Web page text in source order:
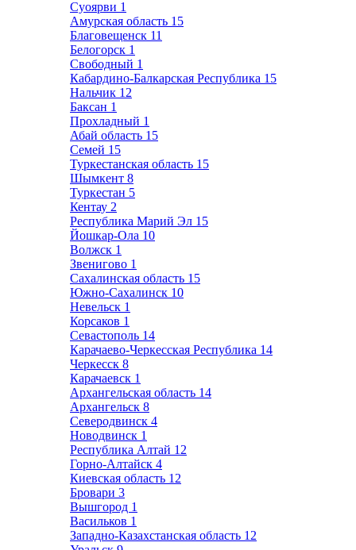
Суоярви 1
Амурская область 15
Благовещенск 11
Белогорск 1
Свободный 1
Кабардино-Балкарская Республика 15
Нальчик 12
Баксан 1
Прохладный 1
Абай область 15
Семей 15
Туркестанская область 15
Шымкент 8
Туркестан 5
Кентау 2
Республика Марий Эл 15
Йошкар-Ола 10
Волжск 1
Звенигово 1
Сахалинская область 15
Южно-Сахалинск 10
Невельск 1
Корсаков 1
Севастополь 14
Карачаево-Черкесская Республика 14
Черкесск 8
Карачаевск 1
Архангельская область 14
Архангельск 8
Северодвинск 4
Новодвинск 1
Республика Алтай 12
Горно-Алтайск 4
Киевская область 12
Бровари 3
Вышгород 1
Васильков 1
Западно-Казахстанская область 12